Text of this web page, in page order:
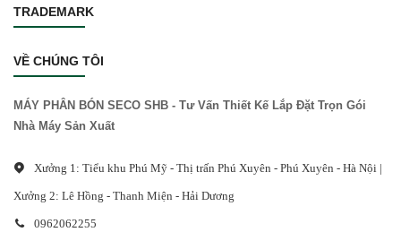
TRADEMARK
VỀ CHÚNG TÔI
MÁY PHÂN BÓN SECO SHB - Tư Vấn Thiết Kế Lắp Đặt Trọn Gói
Nhà Máy Sản Xuất
Xưởng 1: Tiểu khu Phú Mỹ - Thị trấn Phú Xuyên - Phú Xuyên - Hà Nội |
Xưởng 2: Lê Hồng - Thanh Miện - Hải Dương
0962062255